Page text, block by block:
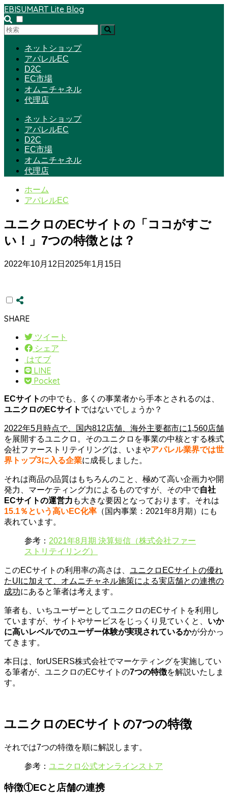
EBISUMART Lite Blog
ネットショップ
アパレルEC
D2C
EC市場
オムニチャネル
代理店
ネットショップ
アパレルEC
D2C
EC市場
オムニチャネル
代理店
ホーム
アパレルEC
ユニクロのECサイトの「ココがすご
い！」7つの特徴とは？
2022年10月12日 2025年1月15日
SHARE
ツイート
シェア
はてブ
LINE
Pocket
ECサイトの中でも、多くの事業者から手本とされるのは、
ユニクロのECサイト ではないでしょうか？
2022年5月時点で、国内812店舗、海外主要都市に1,560店舗
を展開するユニクロ。そのユニクロを事業の中核とする株式
会社ファーストリテイリングは、いまやアパレル業界では世
界トップ3に入る企業に成長しました。
それは商品の品質はもちろんのこと、極めて高い企画力や開
発力、マーケティング力によるものですが、その中で自社
ECサイトの運営力 も大きな要因となっております。それは
15.1％という高いEC化率 （国内事業：2021年8月期）にも
表れています。
参考： 2021年8月期 決算短信（株式会社ファー
ストリテイリング）
このECサイトの利用率の高さは、 ユニクロECサイトの優れ
たUIに加えて、オムニチャネル施策による実店舗との連携の
成功にあると筆者は考えます。
筆者も、いちユーザーとしてユニクロのECサイトを利用し
ていますが、サイトやサービスをじっくり見ていくと、 いか
に高いレベルでのユーザー体験が実現されているかが分かっ
てきます。
本日は、forUSERS株式会社でマーケティングを実施してい
る筆者が、ユニクロのECサイトの7つの特徴を解説いたしま
す。
ユニクロのECサイトの7つの特徴
それでは7つの特徴を順に解説します。
参考： ユニクロ公式オンラインストア
特徴①ECと店舗の連携